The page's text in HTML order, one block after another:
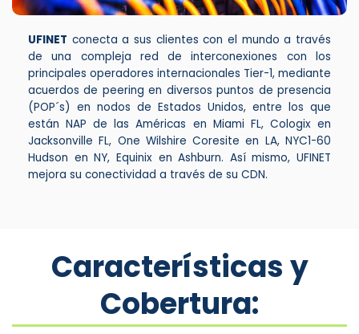
UFINET conecta a sus clientes con el mundo a través
de una compleja red de interconexiones con los
principales operadores internacionales Tier-1, mediante
acuerdos de peering en diversos puntos de presencia
(POP´s) en nodos de Estados Unidos, entre los que
están NAP de las Américas en Miami FL, Cologix en
Jacksonville FL, One Wilshire Coresite en LA, NYC1-60
Hudson en NY, Equinix en Ashburn. Así mismo, UFINET
mejora su conectividad a través de su CDN.
Características y
Cobertura: